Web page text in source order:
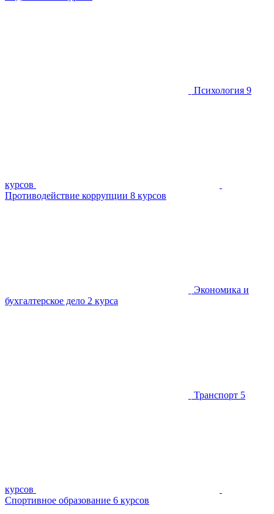
Психология 9
курсов
Противодействие коррупции 8 курсов
Экономика и
бухгалтерское дело 2 курса
Транспорт 5
курсов
Спортивное образование 6 курсов